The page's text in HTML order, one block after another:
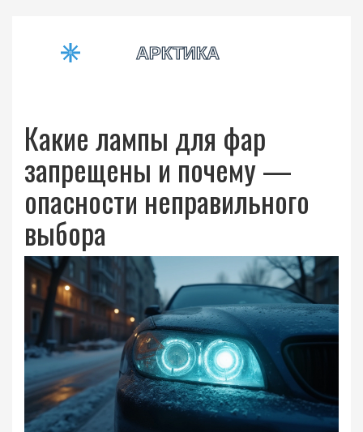
Какие лампы для фар
запрещены и почему —
опасности неправильного
выбора